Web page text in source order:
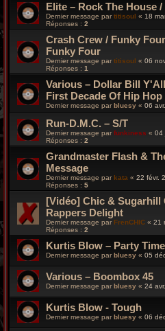
Elite – Rock The House /
Dernier message partitisoul « 18
Réponses : 2
Crash Crew / Funky
Funky Four
Dernier message par titisoul « 06
Réponses : 1
Various – Dollar Bill
First Decade Of Hip Hop
Dernier message par bluesy « 06
Run-D.M.C. – S/T
Dernier message par funkiness « 04
Réponses : 2
Grandmaster Flash &
Message
Dernier message par kata « 22 févr.
Réponses : 5
[Vidéo] Chic & Sugarhill
Rappers Delight
Dernier message par FrenCHIC « 21
Réponses : 2
Kurtis Blow – Party
Dernier message parbluesy « 05
Various – Boombox 45
Dernier message par bluesy « 24
Kurtis Blow - Tough
Dernier message parbluesy « 06